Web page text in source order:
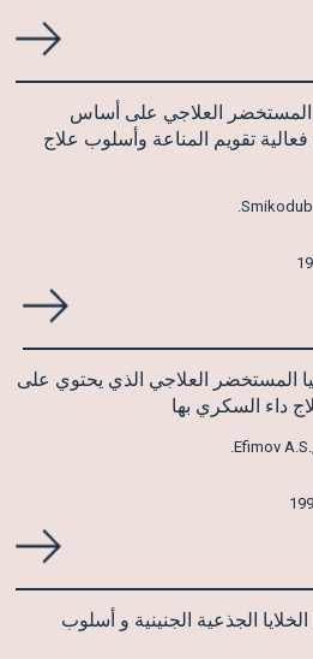
اوكرانيا المستخضر العلاجي على أساس
فعالية تقويم المناعة وأسلوب علاج
Smikodub
2126260 روسيا المستخضر العلاجي الذي يحتوي على
داء السكري بها
Efimov
, هولندا الخلايا الجذعية الجنينية و أسلوب